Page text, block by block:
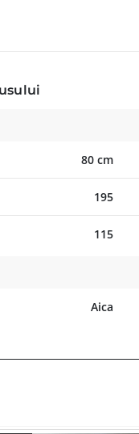
80 cm
195
115
Aica